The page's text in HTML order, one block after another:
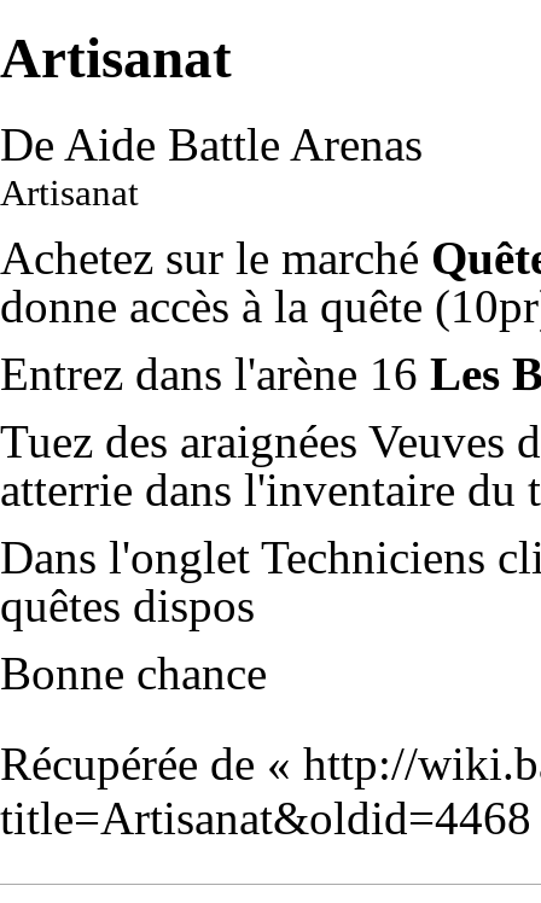
Artisanat
De Aide Battle Arenas
Artisanat
Achetez sur le marché
donne accès à la quête
Entrez dans l'arène 16 Les
Tuez des araignées Veuves
atterrie dans l'inventaire du
Dans l'onglet Techniciens
quêtes dispos
Bonne chance
Récupérée de « http://
title=Artisanat&oldid=4468